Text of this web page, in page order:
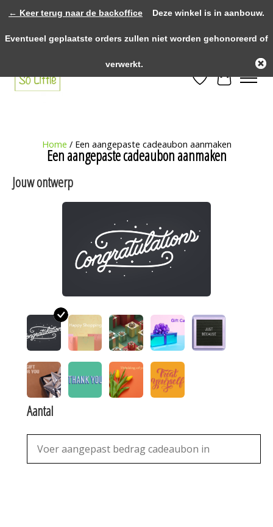
vanaf €75,- binnen NL! >>>> Fysieke winkel in Heythuysen!
Verlanglijst
Home / Een aangepaste cadeaubon aanmaken
Een aangepaste cadeaubon aanmaken
Jouw ontwerp
Aantal
← Keer terug naar de backoffice Deze winkel is in aanbouw.
Eventueel geplaatste orders zullen niet worden gehonoreerd of
verwerkt.